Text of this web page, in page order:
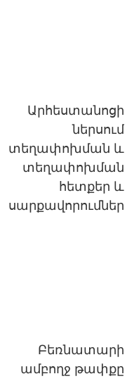
Արհեստանոցի
ներսում
տեղափոխման և
տեղափոխման
հետքեր և
սարքավորումներ
Բեռնատարի
ամբողջ թափքը